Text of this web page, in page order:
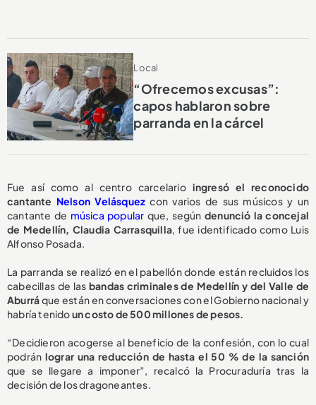
Local
“Ofrecemos excusas”:
capos hablaron sobre
parranda en la cárcel
Fue así como al centro carcelario ingresó el reconocido
cantante Nelson Velásquez con varios de sus músicos y un
cantante de música popular que, según denunció la concejal
de Medellín, Claudia Carrasquilla, fue identificado como Luis
Alfonso Posada.
La parranda se realizó en el pabellón donde están recluidos los
cabecillas de las bandas criminales de Medellín y del Valle de
Aburráque están en conversaciones con el Gobierno nacional y
habría tenidoun costo de 500 millones de pesos.
“Decidieron acogerse al beneficio de la confesión, con lo cual
podrán lograr una reducción de hasta el 50 % de la sanción
que se llegare a imponer”, recalcó la Procuraduría tras la
decisión de los dragoneantes.